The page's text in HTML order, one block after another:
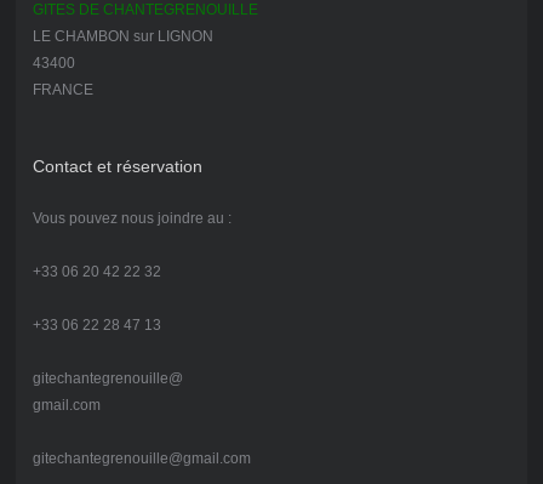
GITES DE CHANTEGRENOUILLE
LE CHAMBON sur LIGNON
43400
FRANCE
Contact et réservation
Vous pouvez nous joindre au :
+33 06 20 42 22 32
+33 06 22 28 47 13
gitechantegrenouille@
gmail.com
gitechantegrenouille@gmail.com